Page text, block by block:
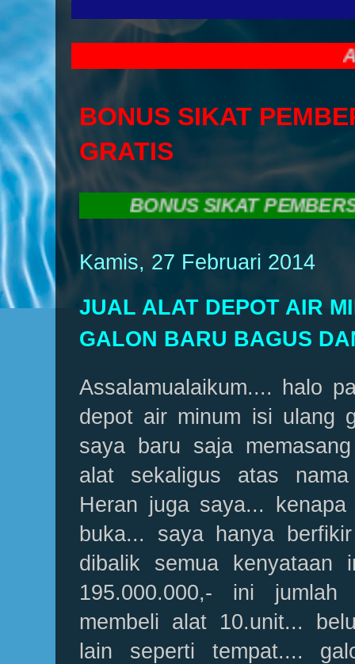
BONUS SIKAT
GRATIS
BONUS SIKAT PEMBERSIH
Kamis, 27 Februari 2014
JUAL ALAT DEPOT AIR
GALON BARU BAGUS
Assalamualaikum.... halo
depot air minum isi ulang
saya baru saja
alat sekaligus atas
Heran juga saya...
buka... saya hanya
dibalik semua
195.000.000,- ini
membeli alat 10.unit...
lain seperti tempat....